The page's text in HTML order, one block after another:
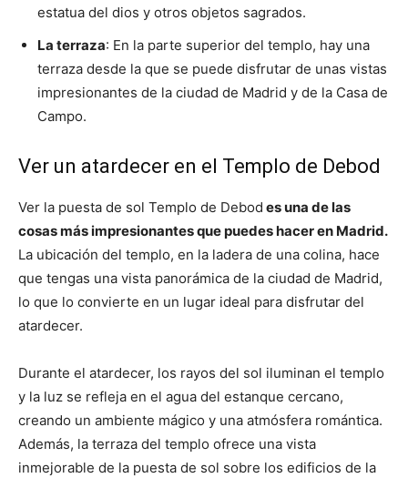
estatua del dios y otros objetos sagrados.
La terraza: En la parte superior del templo, hay una
terraza desde la que se puede disfrutar de unas vistas
impresionantes de la ciudad de Madrid y de la Casa de
Campo.
Ver un atardecer en el Templo de Debod
Ver la puesta de sol Templo de Debod es una de las
cosas más impresionantes que puedes hacer en Madrid.
La ubicación del templo, en la ladera de una colina, hace
que tengas una vista panorámica de la ciudad de Madrid,
lo que lo convierte en un lugar ideal para disfrutar del
atardecer.
Durante el atardecer, los rayos del sol iluminan el templo
y la luz se refleja en el agua del estanque cercano,
creando un ambiente mágico y una atmósfera romántica.
Además, la terraza del templo ofrece una vista
inmejorable de la puesta de sol sobre los edificios de la